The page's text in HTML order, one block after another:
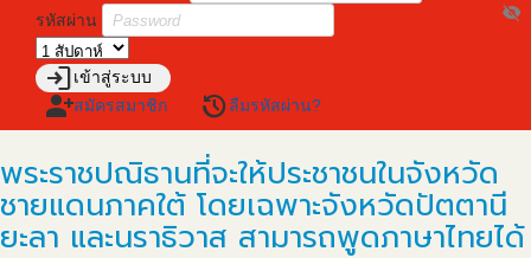
รหัสผ่าน
visibility_off
loginเข้าสู่ระบบ
person_addสมัครสมาชิก restoreลืมรหัสผ่าน?
พระราชปณิธานที่จะให้ประชาชนในจังหวัด
ชายแดนภาคใต้ โดยเฉพาะจังหวัดปัตตานี
ยะลา และนราธิวาส สามารถพูดภาษาไทยได้